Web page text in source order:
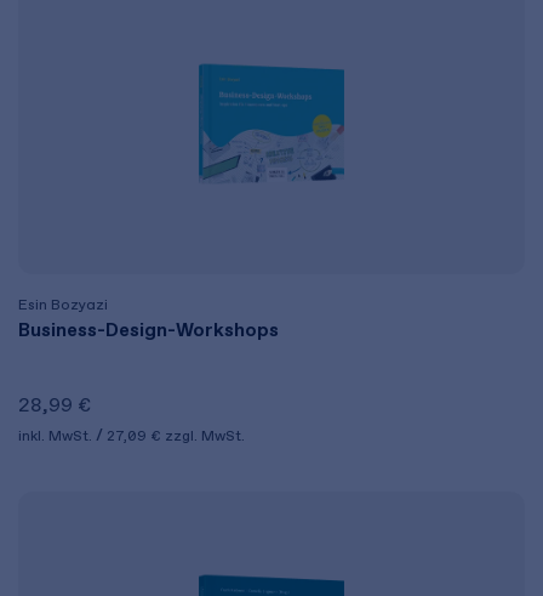
Esin Bozyazi
Business-Design-Workshops
28,99 €
inkl. MwSt. 27,09 € zzgl. MwSt.